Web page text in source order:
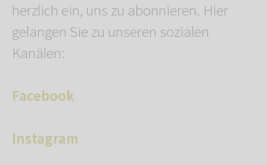
herzlich ein, uns zu abonnieren. Hier
gelangen Sie zu unseren sozialen
Kanälen:
Facebook
Instagram